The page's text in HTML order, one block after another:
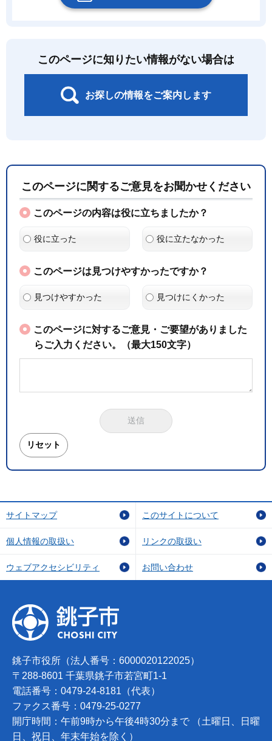
このページに知りたい情報がない場合は
お探しの情報をご案内します
このページに関するご意見をお聞かせください
このページの内容は役に立ちましたか？
役に立った 役に立たなかった
このページは見つけやすかったですか？
見つけやすかった 見つけにくかった
このページに対するご意見・ご要望がありました
らご入力ください。（最大150文字）
サイトマップ このサイトについて
個人情報の取扱い リンクの取扱い
ウェブアクセシビリティ お問い合わせ
銚子市役所（法人番号：6000020122025）
〒288-8601 千葉県銚子市若宮町1-1
電話番号：0479-24-8181（代表）
ファクス番号：0479-25-0277
開庁時間：午前9時から午後4時30分まで （土曜日、日曜
日、祝日、年末年始を除く）